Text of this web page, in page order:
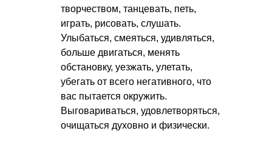
творчеством, танцевать, петь,
играть, рисовать, слушать.
Улыбаться, смеяться, удивляться,
больше двигаться, менять
обстановку, уезжать, улетать,
убегать от всего негативного, что
вас пытается окружить.
Выговариваться, удовлетворяться,
очищаться духовно и физически.